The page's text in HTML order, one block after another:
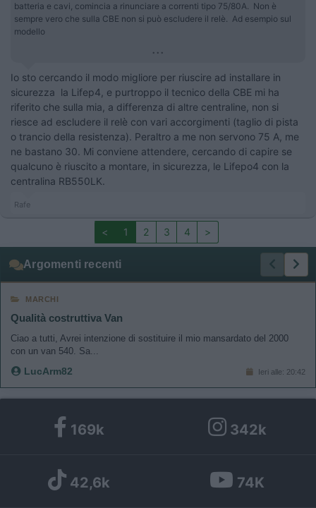
batteria e cavi, comincia a rinunciare a correnti tipo 75/80A. Non è
sempre vero che sulla CBE non si può escludere il relè. Ad esempio sul
modello
...
Io sto cercando il modo migliore per riuscire ad installare in
sicurezza la Lifep4, e purtroppo il tecnico della CBE mi ha
riferito che sulla mia, a differenza di altre centraline, non si
riesce ad escludere il relè con vari accorgimenti (taglio di pista
o trancio della resistenza). Peraltro a me non servono 75 A, me
ne bastano 30. Mi conviene attendere, cercando di capire se
qualcuno è riuscito a montare, in sicurezza, le Lifepo4 con la
centralina RB550LK.
Rafe
< 1 2 3 4 >
Argomenti recenti
MARCHI
Qualità costruttiva Van
Ciao a tutti, Avrei intenzione di sostituire il mio mansardato del 2000
con un van 540. Sa...
LucArm82 Ieri alle: 20:42
169k 342k
42,6k 74K